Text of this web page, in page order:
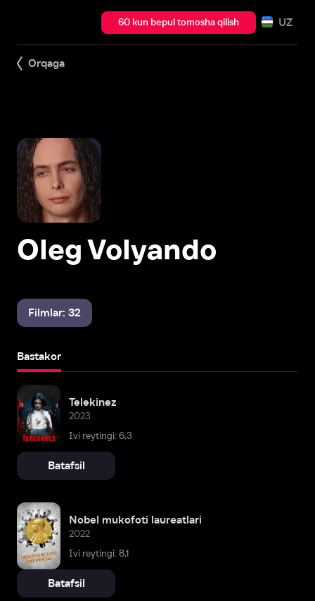
60 kun bepul tomosha qilish UZ
Orqaga
Oleg Volyando
Filmlar: 32
Bastakor
Telekinez
2023
Ivi reytingi: 6,3
Batafsil
Nobel mukofoti laureatlari
2022
Ivi reytingi: 8,1
Batafsil